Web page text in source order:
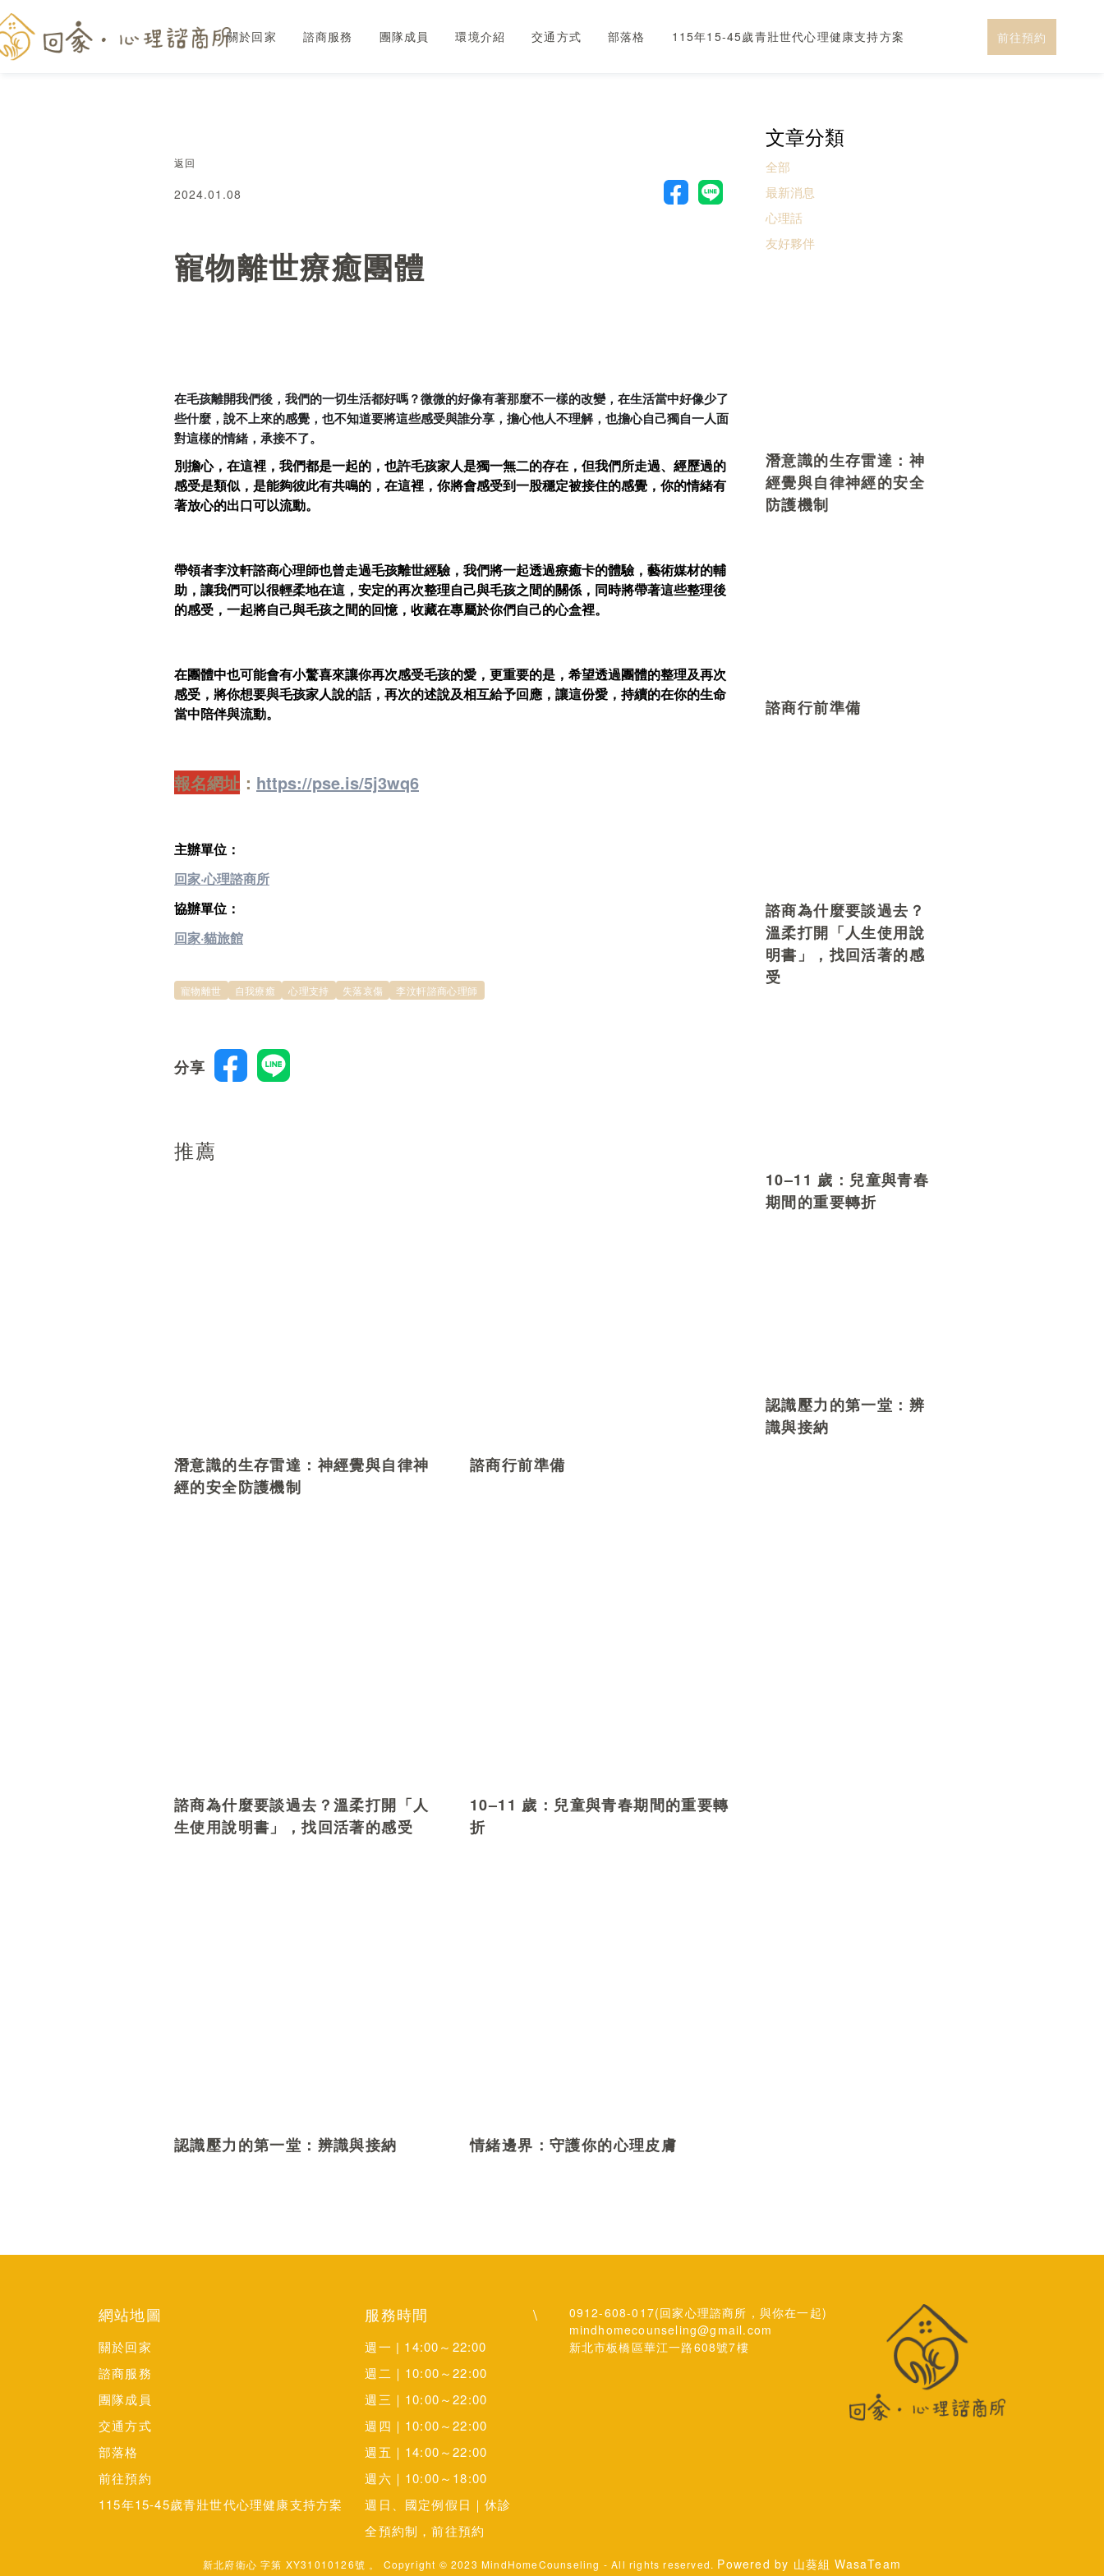
關於回家 諮商服務 團隊成員 環境介紹 交通方式 部落格 115年15-45歲青壯世代心理健康支持方案 前往預約
返回
2024.01.08
寵物離世療癒團體
在毛孩離開我們後，我們的一切生活都好嗎？微微的好像有著那麼不一樣的改變，在生活當中好像少了
些什麼，說不上來的感覺，也不知道要將這些感受與誰分享，擔心他人不理解，也擔心自己獨自一人面
對這樣的情緒，承接不了。
別擔心，在這裡，我們都是一起的，也許毛孩家人是獨一無二的存在，但我們所走過、經歷過的
感受是類似，是能夠彼此有共鳴的，在這裡，你將會感受到一股穩定被接住的感覺，你的情緒有
著放心的出口可以流動。
帶領者李汶軒諮商心理師也曾走過毛孩離世經驗，我們將一起透過療癒卡的體驗，藝術媒材的輔
助，讓我們可以很輕柔地在這，安定的再次整理自己與毛孩之間的關係，同時將帶著這些整理後
的感受，一起將自己與毛孩之間的回憶，收藏在專屬於你們自己的心盒裡。
在團體中也可能會有小驚喜來讓你再次感受毛孩的愛，更重要的是，希望透過團體的整理及再次
感受，將你想要與毛孩家人說的話，再次的述說及相互給予回應，讓這份愛，持續的在你的生命
當中陪伴與流動。
報名網址 ： https://pse.is/5j3wq6
主辦單位：
回家·心理諮商所
協辦單位：
回家·貓旅館
寵物離世 自我療癒 心理支持 失落哀傷 李汶軒諮商心理師
分享
推薦
潛意識的生存雷達：神經覺與自律神
經的安全防護機制
諮商行前準備
諮商為什麼要談過去？溫柔打開「人
生使用說明書」，找回活著的感受
10–11 歲：兒童與青春期間的重要轉
折
認識壓力的第一堂：辨識與接納 情緒邊界：守護你的心理皮膚
文章分類
全部
最新消息
心理話
友好夥伴
潛意識的生存雷達：神
經覺與自律神經的安全
防護機制
諮商行前準備
諮商為什麼要談過去？
溫柔打開「人生使用說
明書」，找回活著的感
受
10–11 歲：兒童與青春
期間的重要轉折
認識壓力的第一堂：辨
識與接納
網站地圖
關於回家
諮商服務
團隊成員
交通方式
部落格
前往預約
115年15-45歲青壯世代心理健康支持方案
服務時間
週一 | 14:00～22:00
週二｜10:00～22:00
週三｜10:00～22:00
週四｜10:00～22:00
週五｜14:00～22:00
週六｜10:00～18:00
週日、國定例假日｜休診
全預約制，前往預約
\
0912-608-017(回家心理諮商所，與你在一起)
mindhomecounseling@gmail.com
新北市板橋區華江一路608號7樓
新北府衛心 字第 XY31010126號 。 Copyright © 2023 MindHomeCounseling - All rights reserved. Powered by 山葵組 WasaTeam